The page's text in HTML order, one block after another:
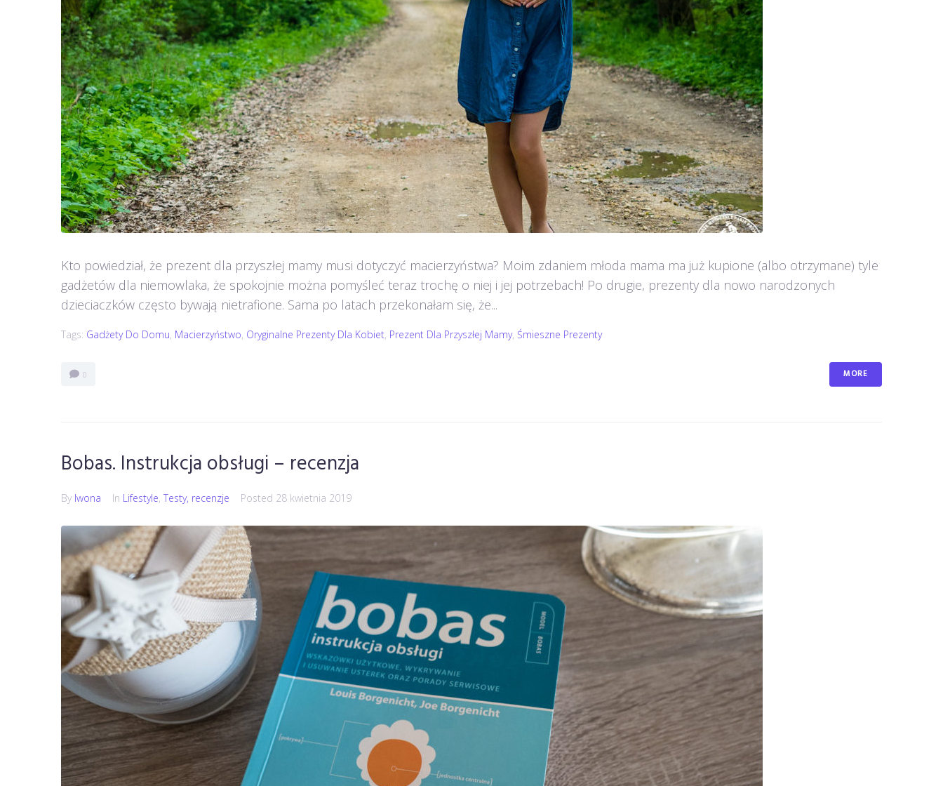
Kto powiedział, że prezent dla przyszłej mamy musi dotyczyć macierzyństwa? Moim zdaniem młoda mama ma już kupione (albo otrzymane) tyle
gadżetów dla niemowlaka, że spokojnie można pomyśleć teraz trochę o niej i jej potrzebach! Po drugie, prezenty dla nowo narodzonych
dzieciaczków często bywają nietrafione. Sama po latach przekonałam się, że...
Tags: Gadżety Do Domu, Macierzyństwo, Oryginalne Prezenty Dla Kobiet, Prezent Dla Przyszłej Mamy, Śmieszne Prezenty
0 MORE
Bobas. Instrukcja obsługi – recenzja
By Iwona In Lifestyle, Testy, recenzje Posted 28 kwietnia 2019